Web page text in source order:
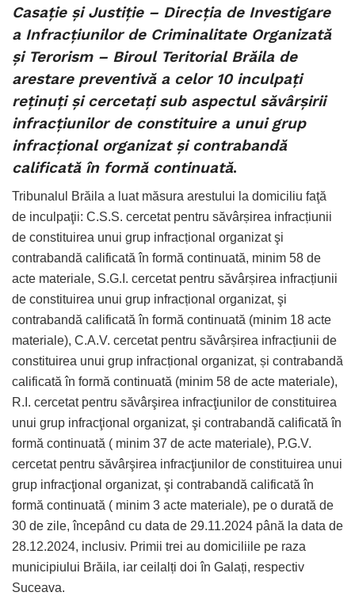
Casaţie şi Justiţie – Direcţia de Investigare
a Infracţiunilor de Criminalitate Organizată
şi Terorism – Biroul Teritorial Brăila de
arestare preventivă a celor 10 inculpați
reținuți și cercetați sub aspectul săvârșirii
infracțiunilor de constituire a unui grup
infracțional organizat și contrabandă
calificată în formă continuată.
Tribunalul Brăila a luat măsura arestului la domiciliu faţă
de inculpaţii: C.S.S. cercetat pentru săvârșirea infracțiunii
de constituirea unui grup infracțional organizat şi
contrabandă calificată în formă continuată, minim 58 de
acte materiale, S.G.I. cercetat pentru săvârșirea infracțiunii
de constituirea unui grup infracțional organizat, şi
contrabandă calificată în formă continuată (minim 18 acte
materiale), C.A.V. cercetat pentru săvârșirea infracțiunii de
constituirea unui grup infracțional organizat, și contrabandă
calificată în formă continuată (minim 58 de acte materiale),
R.I. cercetat pentru săvârşirea infracţiunilor de constituirea
unui grup infracţional organizat, şi contrabandă calificată în
formă continuată ( minim 37 de acte materiale), P.G.V.
cercetat pentru săvârşirea infracţiunilor de constituirea unui
grup infracţional organizat, şi contrabandă calificată în
formă continuată ( minim 3 acte materiale), pe o durată de
30 de zile, începând cu data de 29.11.2024 până la data de
28.12.2024, inclusiv. Primii trei au domiciliile pe raza
municipiului Brăila, iar ceilalți doi în Galați, respectiv
Suceava.